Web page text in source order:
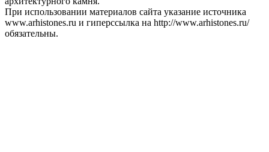
При использовании материалов сайта указание источника
www.arhistones.ru и гиперссылка на http://www.arhistones.ru/
обязательны.